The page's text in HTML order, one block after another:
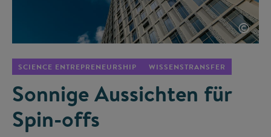
©
SCIENCE ENTREPRENEURSHIP WISSENSTRANSFER
Sonnige Aussichten für
Spin-offs